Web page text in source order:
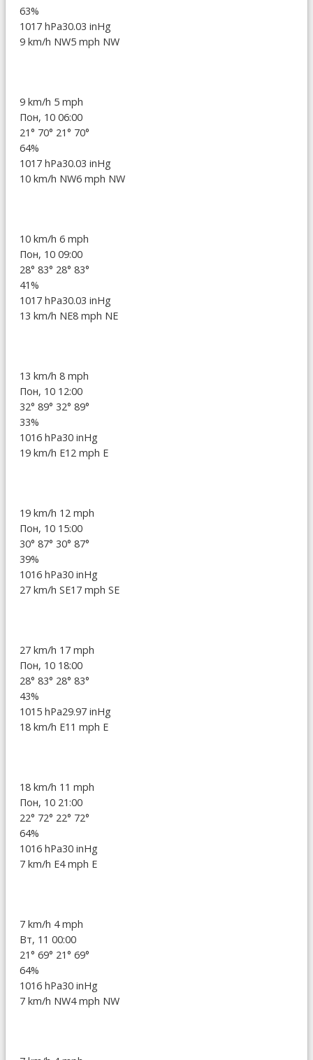
63%
1017 hPa30.03 inHg
9 km/h NW5 mph NW
9 km/h 5 mph
Пон, 10 06:00
21° 70° 21° 70°
64%
1017 hPa30.03 inHg
10 km/h NW6 mph NW
10 km/h 6 mph
Пон, 10 09:00
28° 83° 28° 83°
41%
1017 hPa30.03 inHg
13 km/h NE8 mph NE
13 km/h 8 mph
Пон, 10 12:00
32° 89° 32° 89°
33%
1016 hPa30 inHg
19 km/h E12 mph E
19 km/h 12 mph
Пон, 10 15:00
30° 87° 30° 87°
39%
1016 hPa30 inHg
27 km/h SE17 mph SE
27 km/h 17 mph
Пон, 10 18:00
28° 83° 28° 83°
43%
1015 hPa29.97 inHg
18 km/h E11 mph E
18 km/h 11 mph
Пон, 10 21:00
22° 72° 22° 72°
64%
1016 hPa30 inHg
7 km/h E4 mph E
7 km/h 4 mph
Вт, 11 00:00
21° 69° 21° 69°
64%
1016 hPa30 inHg
7 km/h NW4 mph NW